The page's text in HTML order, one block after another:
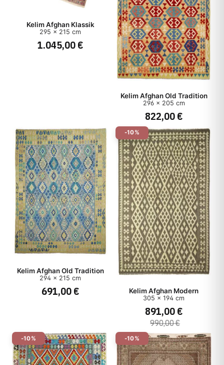
Preis
Kelim Afghan Klassik
295 x 215 cm
1.045,00 €
Kelim Afghan Old Tradition
296 x 205 cm
822,00 €
Kelim Afghan Old Tradition
294 x 215 cm
691,00 €
-10%
Kelim Afghan Modern
305 x 194 cm
891,00 €
990,00 €
-10% -10%